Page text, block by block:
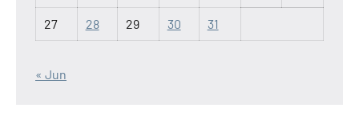
27 28 29 30 31
« Jun